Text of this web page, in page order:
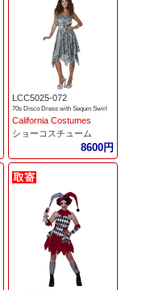
LCC5025-072
70s Disco Dress with Sequin Swirl
California Costumes
ショーコスチューム
8600円